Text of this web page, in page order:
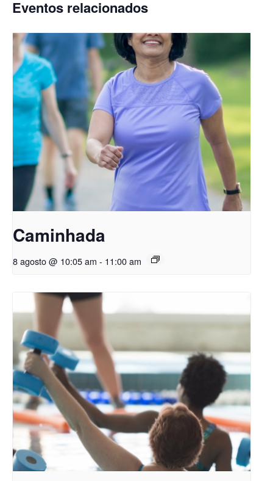
Eventos relacionados
Caminhada
8 agosto @ 10:05 am - 11:00 am